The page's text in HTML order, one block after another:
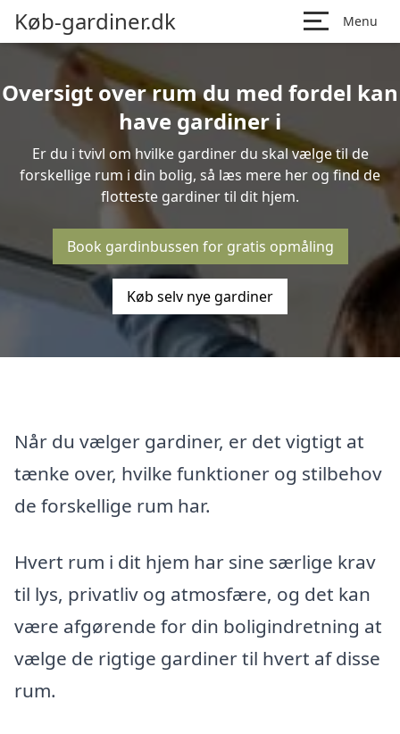
Køb-gardiner.dk Menu
Oversigt over rum du med fordel kan
have gardiner i
Er du i tvivl om hvilke gardiner du skal vælge til de
forskellige rum i din bolig, så læs mere her og find de
flotteste gardiner til dit hjem.
Book gardinbussen for gratis opmåling
Køb selv nye gardiner
Når du vælger gardiner, er det vigtigt at
tænke over, hvilke funktioner og stilbehov
de forskellige rum har.
Hvert rum i dit hjem har sine særlige krav
til lys, privatliv og atmosfære, og det kan
være afgørende for din boligindretning at
vælge de rigtige gardiner til hvert af disse
rum.